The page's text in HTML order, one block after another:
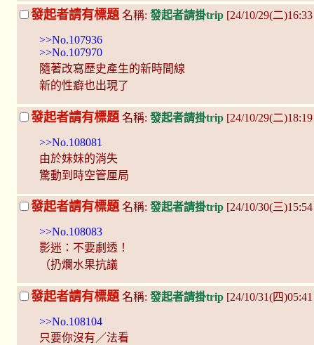
發起者請有標題 名稱: 發起者請掛trip [24/10/29(二
>>No.107936
>>No.107970
隨著改寫歷史產生的新時間線
新的性癖也出現了
發起者請有標題 名稱: 發起者請掛trip [24/10/29(二
>>No.108081
由於妹妹的消失
驚動到時空管厘局
發起者請有標題 名稱: 發起者請掛trip [24/10/30(三
>>No.108083
影迷：不要劇透！
（扔爛水果抗議
發起者請有標題 名稱: 發起者請掛trip [24/10/31(四
>>No.108104
只要你沒有／法看